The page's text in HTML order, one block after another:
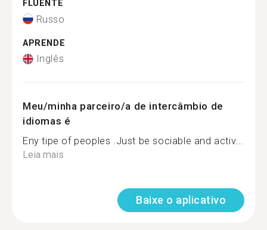
FLUENTE
Russo
APRENDE
Inglês
Meu/minha parceiro/a de intercâmbio de
idiomas é
Eny tipe of peoples .Just be sociable and activ...
Leia mais
Baixe o aplicativo